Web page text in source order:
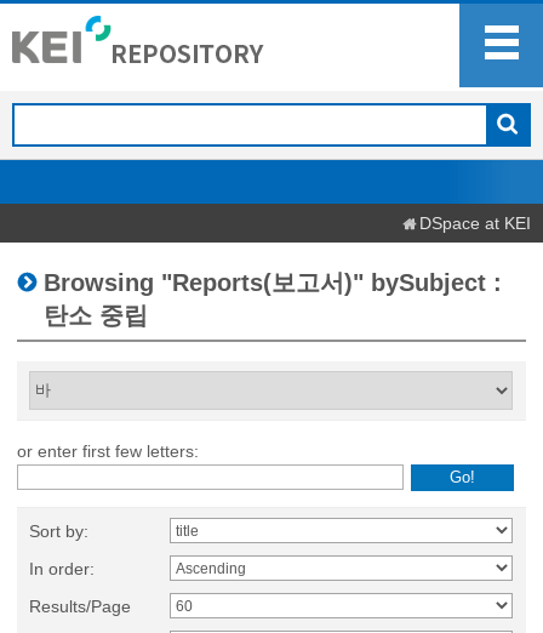
DSpace at KEI
Browsing "Reports(보고서)" bySubject :
탄소 중립
or enter first few letters:
Sort by:
In order:
Results/Page